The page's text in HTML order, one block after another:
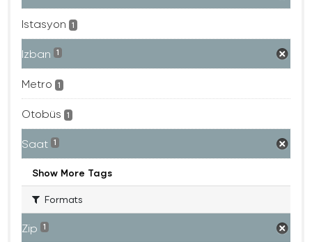
Istasyon 1
Izban 1
Metro 1
Otobüs 1
Saat 1
Show More Tags
Formats
Zip 1